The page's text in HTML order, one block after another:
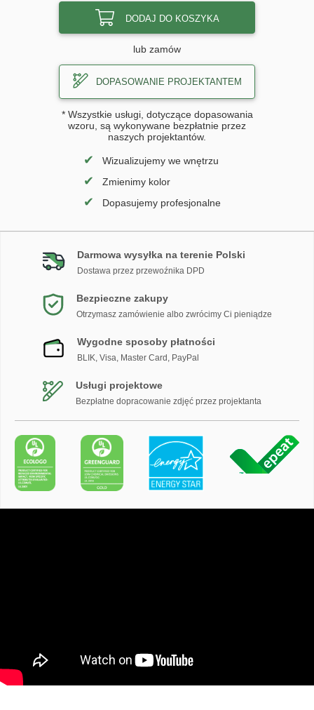
DODAJ DO KOSZYKA
lub zamów
DOPASOWANIE PROJEKTANTEM
* Wszystkie usługi, dotyczące dopasowania
wzoru, są wykonywane bezpłatnie przez
naszych projektantów.
✔ Wizualizujemy we wnętrzu
✔ Zmienimy kolor
✔ Dopasujemy profesjonalne
Darmowa wysyłka na terenie Polski
Dostawa przez przewoźnika DPD
Bezpieczne zakupy
Otrzymasz zamówienie albo zwrócimy Ci pieniądze
Wygodne sposoby płatności
BLIK, Visa, Master Card, PayPal
Usługi projektowe
Bezpłatne dopracowanie zdjęć przez projektanta